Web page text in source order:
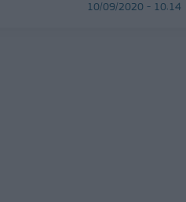
10/09/2020 - 10:14